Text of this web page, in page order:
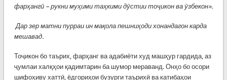
фарҳангӣ – рукни муҳими таҳкими дӯстии тоҷикон ва ӯзбекон».
Дар зер матни пурраи ин мақола пешниҳоди хонандагон карда
мешавад.
Тоҷикон бо таърих, фарҳанг ва адабиёти худ машҳур гардида, аз
ҷумлаи халқҳои қадимтарин ба шумор мераванд. Онҳо бо осори
шифоҳиву хаттӣ, ёдгориҳои бузурги таърихӣ ва катибаҳои